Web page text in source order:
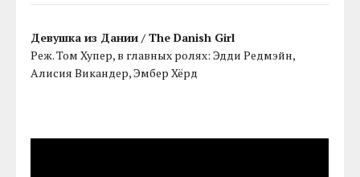
Девушка из Дании / The Danish Girl
Реж. Том Хупер, в главных ролях: Эдди Редмэйн,
Алисия Викандер, Эмбер Хёрд